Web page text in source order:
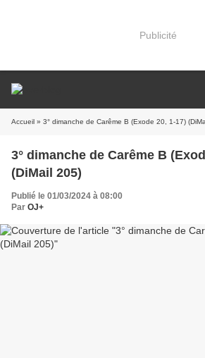
Publicité
Accueil » 3° dimanche de Carême B (Exode 20, 1-17)
3° dimanche de Carême B
(DiMail 205)
Publié le 01/03/2024 à 08:00
Par OJ+